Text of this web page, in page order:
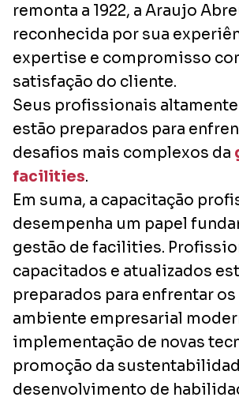
remonta a 1922, a Araujo
reconhecida por sua
expertise e compromisso
satisfação do cliente.
Seus profissionais
estão preparados para
desafios mais complexos da
facilities.
Em suma, a capacitação
desempenha um papel
gestão de facilities.
capacitados e atualizados
preparados para enfrentar
ambiente empresarial
implementação de novas
promoção da
desenvolvimento de